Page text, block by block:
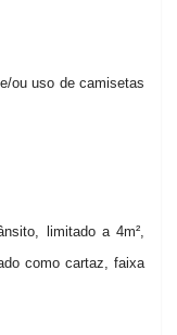
ou uso de camisetas
limitado a 4m²,
como cartaz, faixa